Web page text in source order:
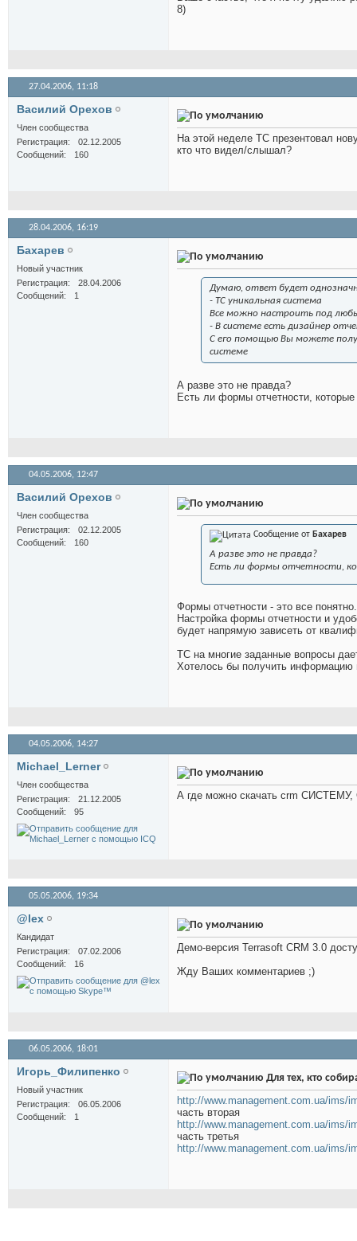
8)
27.04.2006, 11:18
Василий Орехов
Член сообщества
Регистрация
02.12.2005
Сообщений
160
На этой неделе ТС презентовал
кто что видел/слышал?
28.04.2006, 16:19
Бахарев
Новый участник
Регистрация
28.04.2006
Сообщений
1
Думаю, ответ будет
- ТС уникальная система
Все можно настроить под
- В системе есть дизайнер
С его помощью Вы можете
системе
А разве это не правда?
Есть ли формы отчетности,
04.05.2006, 12:47
Василий Орехов
Член сообщества
Регистрация
02.12.2005
Сообщений
160
Сообщение от Бахарев
А разве это не правда?
Есть ли формы отчетности,
Формы отчетности - это все понятно.
Настройка формы отчетности и
будет напрямую зависеть от
ТС на многие заданные вопросы
Хотелось бы получить информацию
04.05.2006, 14:27
Michael_Lerner
Член сообщества
Регистрация
21.12.2005
Сообщений
95
А где можно скачать crm
05.05.2006, 19:34
@lex
Кандидат
Регистрация
07.02.2006
Сообщений
16
Демо-версия Terrasoft CRM 3.0
Жду Ваших комментариев ;)
06.05.2006, 18:01
Игорь_Филипенко
Новый участник
Регистрация
06.05.2006
Сообщений
1
Для тех, кто
http://www.management.com.ua/ims/
часть вторая
http://www.management.com.ua/ims/
часть третья
http://www.management.com.ua/ims/